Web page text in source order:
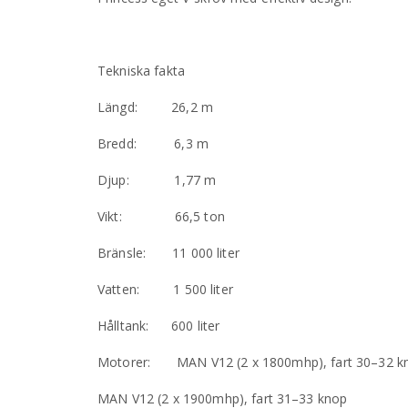
Tekniska fakta
Längd: 26,2 m
Bredd: 6,3 m
Djup: 1,77 m
Vikt: 66,5 ton
Bränsle: 11 000 liter
Vatten: 1 500 liter
Hålltank: 600 liter
Motorer: MAN V12 (2 x 1800mhp), fart 30–32
MAN V12 (2 x 1900mhp), fart 31–33 knop